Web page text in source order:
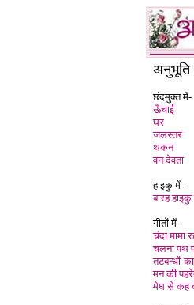
अनुभूति
छंदमुक्त में-
ऊँचाई
घर
जलस्तर
थकन
वन देवता
हाइकु में-
बारह
गीतों में-
चंदा मामा
चलना पथ
तटबन्धों-
मन की
मेघ से कह